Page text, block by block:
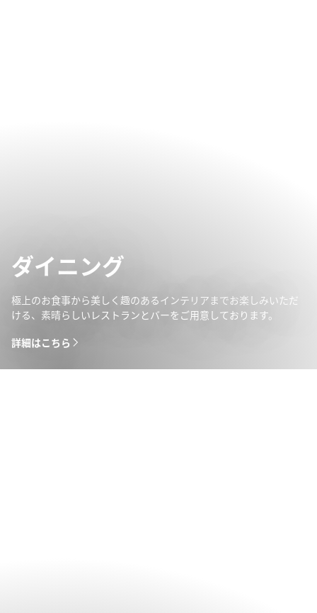
ダイニング
極上のお食事から美しく趣のあるインテリアまでお楽しみいただ
ける、素晴らしいレストランとバーをご用意しております。
詳細はこちら